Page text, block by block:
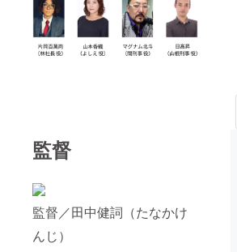
監督
監督／田中健詞（たなかけ
んじ）